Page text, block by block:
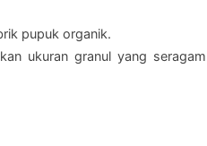
pupuk organik.
ukuran granul yang